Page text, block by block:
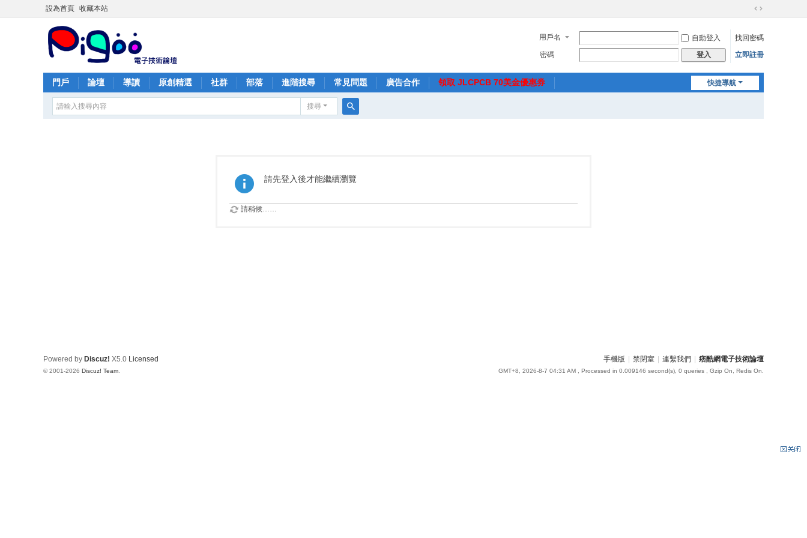
設為首頁 收藏本站
切
到
寬
用戶名 自動登入
找回密碼
密碼
登入 立即註冊
快捷導航
門戶 論壇 導讀 原創精選 社群 部落 進階搜尋 常見問題 廣告合作 領取 JLCPCB 70美金優惠券
搜尋
請先登入後才能繼續瀏覽
請稍候……
手機版 禁閉室 連繫我們 痞酷網電子技術論壇
GMT+8, 2026-8-7 04:31 AM , Processed in 0.009146 second(s), 0 queries , Gzip On, Redis On.
Powered by Discuz! X5.0 Licensed
© 2001-2026 Discuz! Team